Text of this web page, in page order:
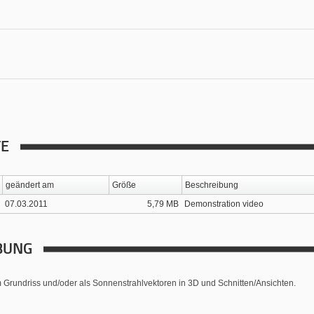
geändert am Größe
Beschreibung
07.03.2011
5,79 MB Demonstration video
und/oder als Sonnenstrahlvektoren in 3D und Schnitten/Ansichten.